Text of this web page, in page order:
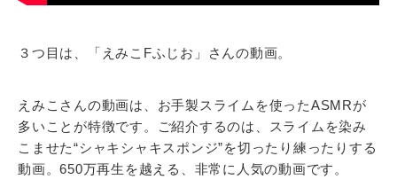
３つ目は、「えみこFふじお」さんの動画。
えみこさんの動画は、お手製スライムを使ったASMRが
多いことが特徴です。ご紹介するのは、スライムを染み
こませた“シャキシャキスポンジ”を切ったり練ったりする
動画。650万再生を越える、非常に人気の動画です。